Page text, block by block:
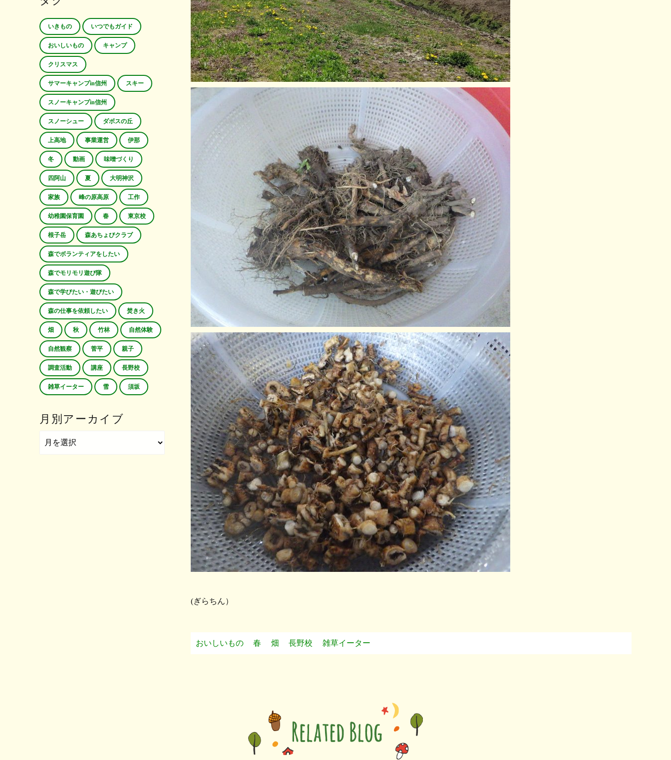
(ぎらちん）
おいしいもの 春 畑 長野校 雑草イーター
いきもの いつでもガイド
おいしいもの キャンプ
クリスマス
サマーキャンプin信州 スキー
スノーキャンプin信州
スノーシュー ダボスの丘
上高地 事業運営 伊那
冬 動画 味噌づくり
四阿山 夏 大明神沢
家族 峰の原高原 工作
幼稚園保育園 春 東京校
根子岳 森あちょびクラブ
森でボランティアをしたい
森でモリモリ遊び隊
森で学びたい・遊びたい
森の仕事を依頼したい 焚き火
畑 秋 竹林 自然体験
自然観察 菅平 親子
調査活動 講座 長野校
雑草イーター 雪 須坂
月別アーカイブ